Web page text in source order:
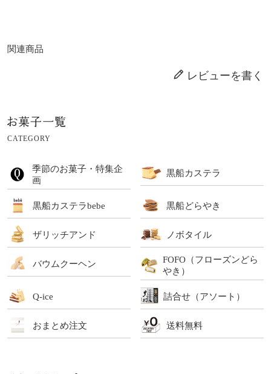
関連商品
レビューを書く
CATEGORY
季節のお菓子・特集企
画
黒船カステラ
黒船カステラbebe 黒船どらやき
ザリッチアンド ノボタイル
バウムクーヘン
FOFO（フローズンどら
やき）
Q-ice 詰合せ（アソート）
おまとめ注文 送料無料